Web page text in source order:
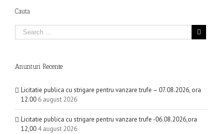
Cauta
Anunturi Recente
Licitatie publica cu strigare pentru vanzare trufe – 07.08.2026, ora
12.00 6 august 2026
Licitatie publica cu strigare pentru vanzare trufe -06.08.2026,ora
12,00 4 august 2026